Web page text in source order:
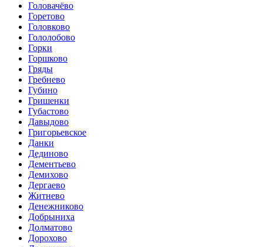
Головачёво
Горетово
Головково
Гололобово
Горки
Горшково
Гряды
Гребнево
Губино
Гришенки
Губастово
Давыдово
Григорьевское
Данки
Дединово
Дементьево
Демихово
Дергаево
Житнево
Денежниково
Добрыниха
Долматово
Дорохово